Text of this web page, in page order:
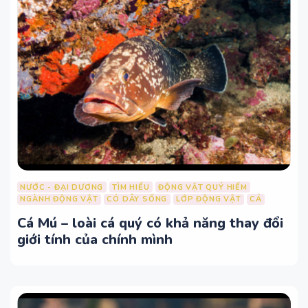
NƯỚC - ĐẠI DƯƠNG TÌM HIỂU
ĐỘNG VẬT QUÝ HIẾM
NGÀNH ĐỘNG VẬT
CÓ DÂY SỐNG LỚP ĐỘNG VẬT CÁ
Cá Mú – loài cá quý có khả năng thay đổi
giới tính của chính mình